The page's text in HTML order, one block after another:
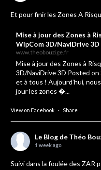
Et pour finir les Zones A
Mise à jour des Zones à
WipCom 3D/NaviDrive 3D
www.theobouzige.fr
Mise à jour des Zones à
3D/NaviDrive 3D Posted
et à tous ! Aujourd’hui,
jour les zones �...
View on Facebook · Share
Le Blog de Théo
1 week ago
Suivi dans la foulée des ZAR